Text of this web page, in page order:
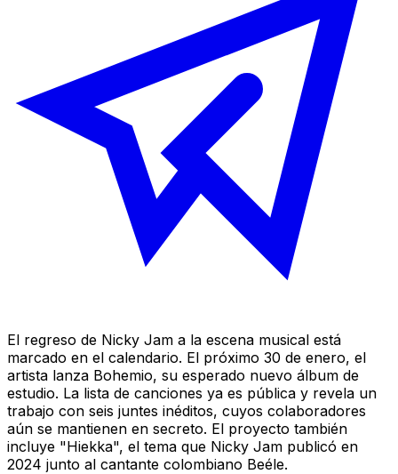
El regreso de Nicky Jam a la escena musical está
marcado en el calendario. El próximo 30 de enero, el
artista lanza Bohemio, su esperado nuevo álbum de
estudio. La lista de canciones ya es pública y revela un
trabajo con seis juntes inéditos, cuyos colaboradores
aún se mantienen en secreto. El proyecto también
incluye "Hiekka", el tema que Nicky Jam publicó en
2024 junto al cantante colombiano Beéle.